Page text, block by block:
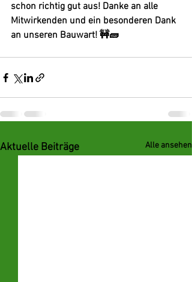
schon richtig gut aus! Danke an alle
Mitwirkenden und ein besonderen Dank
an unseren Bauwart! 🚧🧱
Aktuelle Beiträge Alle ansehen